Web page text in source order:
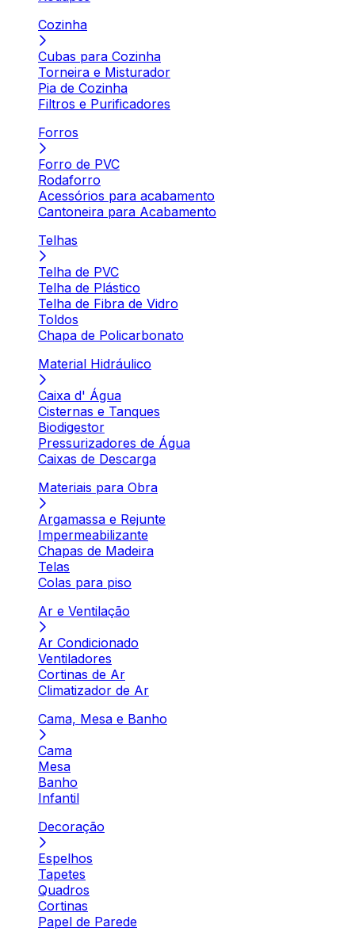
Cozinha
Cubas para Cozinha
Torneira e Misturador
Pia de Cozinha
Filtros e Purificadores
Forros
Forro de PVC
Rodaforro
Acessórios para acabamento
Cantoneira para Acabamento
Telhas
Telha de PVC
Telha de Plástico
Telha de Fibra de Vidro
Toldos
Chapa de Policarbonato
Material Hidráulico
Caixa d' Água
Cisternas e Tanques
Biodigestor
Pressurizadores de Água
Caixas de Descarga
Materiais para Obra
Argamassa e Rejunte
Impermeabilizante
Chapas de Madeira
Telas
Colas para piso
Ar e Ventilação
Ar Condicionado
Ventiladores
Cortinas de Ar
Climatizador de Ar
Cama, Mesa e Banho
Cama
Mesa
Banho
Infantil
Decoração
Espelhos
Tapetes
Quadros
Cortinas
Papel de Parede